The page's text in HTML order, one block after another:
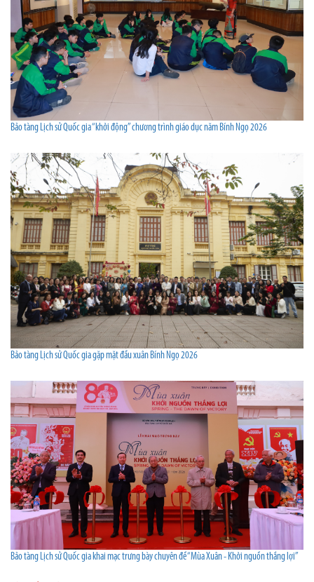
Bảo tàng Lịch sử Quốc gia “khởi động” chương trình giáo dục năm Bính Ngọ 2026
Bảo tàng Lịch sử Quốc gia gặp mặt đầu xuân Bính Ngọ 2026
Bảo tàng Lịch sử Quốc gia khai mạc trưng bày chuyên đề “Mùa Xuân - Khởi nguồn thắng lợi”